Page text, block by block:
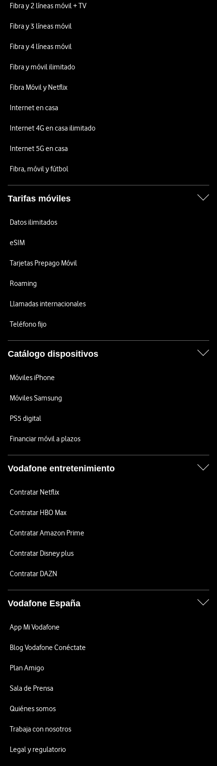
Fibra y 2 líneas móvil + TV
Fibra y 3 líneas móvil
Fibra y 4 líneas móvil
Fibra y móvil ilimitado
Fibra Móvil y Netflix
Internet en casa
Internet 4G en casa ilimitado
Internet 5G en casa
Fibra, móvil y fútbol
Tarifas móviles
Datos ilimitados
eSIM
Tarjetas Prepago Móvil
Roaming
Llamadas internacionales
Teléfono fijo
Catálogo dispositivos
Móviles iPhone
Móviles Samsung
PS5 digital
Financiar móvil a plazos
Vodafone entretenimiento
Contratar Netflix
Contratar HBO Max
Contratar Amazon Prime
Contratar Disney plus
Contratar DAZN
Vodafone España
App Mi Vodafone
Blog Vodafone Conéctate
Plan Amigo
Sala de Prensa
Quiénes somos
Trabaja con nosotros
Legal y regulatorio